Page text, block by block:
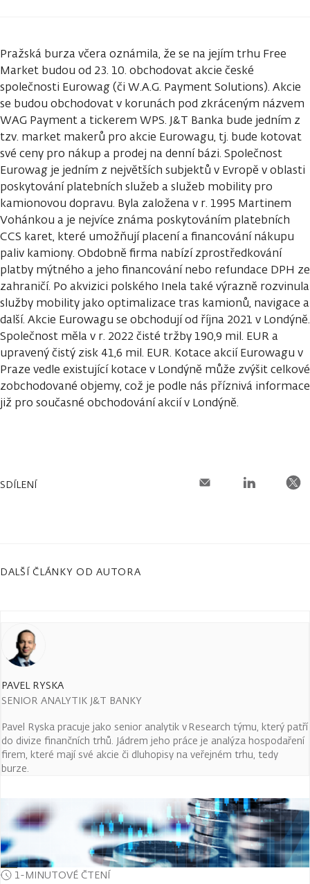
Pražská burza včera oznámila, že se na jejím trhu Free
Market budou od 23. 10. obchodovat akcie české
společnosti Eurowag (či W.A.G. Payment Solutions). Akcie
se budou obchodovat v korunách pod zkráceným názvem
WAG Payment a tickerem WPS. J&T Banka bude jedním z
tzv. market makerů pro akcie Eurowagu, tj. bude kotovat
své ceny pro nákup a prodej na denní bázi. Společnost
Eurowag je jedním z největších subjektů v Evropě v oblasti
poskytování platebních služeb a služeb mobility pro
kamionovou dopravu. Byla založena v r. 1995 Martinem
Vohánkou a je nejvíce známa poskytováním platebních
CCS karet, které umožňují placení a financování nákupu
paliv kamiony. Obdobně firma nabízí zprostředkování
platby mýtného a jeho financování nebo refundace DPH ze
zahraničí. Po akvizici polského Inela také výrazně rozvinula
služby mobility jako optimalizace tras kamionů, navigace a
další. Akcie Eurowagu se obchodují od října 2021 v Londýně.
Společnost měla v r. 2022 čisté tržby 190,9 mil. EUR a
upravený čistý zisk 41,6 mil. EUR. Kotace akcií Eurowagu v
Praze vedle existující kotace v Londýně může zvýšit celkové
zobchodované objemy, což je podle nás příznivá informace
již pro současné obchodování akcií v Londýně.
SDÍLENÍ
DALŠÍ ČLÁNKY OD AUTORA
PAVEL RYSKA
SENIOR ANALYTIK J&T BANKY
Pavel Ryska pracuje jako senior analytik v Research týmu, který patří
do divize finančních trhů. Jádrem jeho práce je analýza hospodaření
firem, které mají své akcie či dluhopisy na veřejném trhu, tedy
burze.
1-MINUTOVÉ ČTENÍ